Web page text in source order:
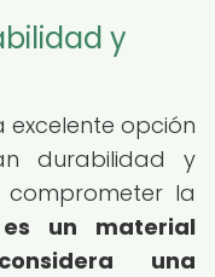
y
excelente opción
durabilidad y
comprometer la
un material
una